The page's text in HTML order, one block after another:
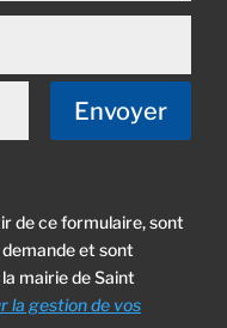
Envoyer
de ce formulaire, sont
et sont
mairie de Saint
la gestion de vos